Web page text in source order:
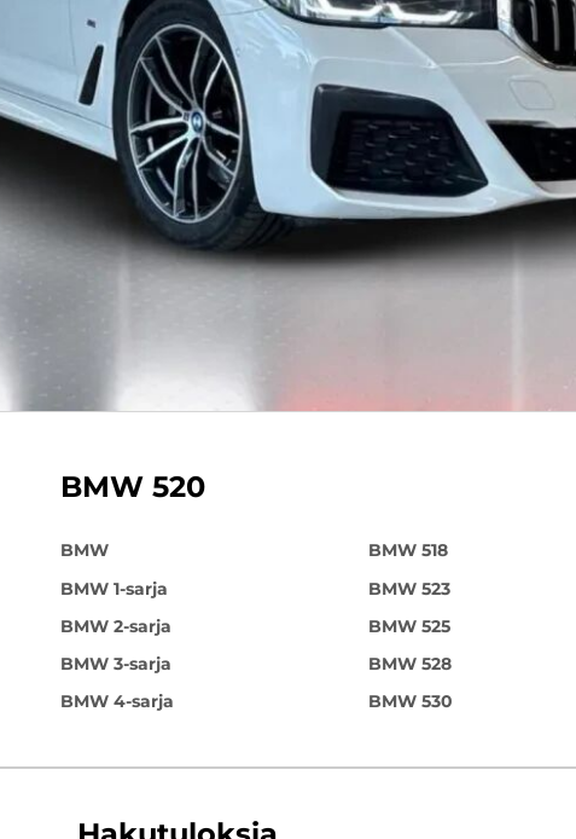
BMW 520
BMW
BMW 1-sarja
BMW 2-sarja
BMW 3-sarja
BMW 4-sarja
BMW 518
BMW 523
BMW 525
BMW 528
BMW 530